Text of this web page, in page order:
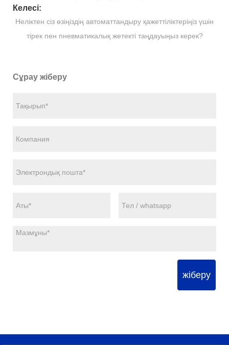
Келесі:
Неліктен сіз өзіңіздің автоматтандыру қажеттіліктеріңіз үшін
тірек пен пневматикалық жетекті таңдауыңыз керек?
Сұрау жіберу
жіберу